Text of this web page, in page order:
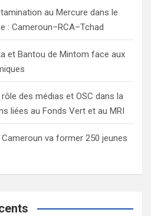
au Mercure dans le
: Cameroun–RCA–Tchad
et Bantou de Mintom face aux
des médias et OSC dans la
liées au Fonds Vert et au MRI
va former 250 jeunes